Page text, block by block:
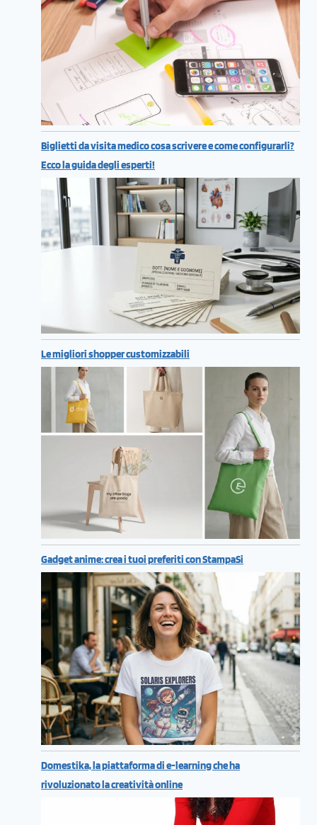
Biglietti da visita medico cosa scrivere e come configurarli?
Ecco la guida degli esperti!
Le migliori shopper customizzabili
Gadget anime: crea i tuoi preferiti con StampaSi
Domestika, la piattaforma di e-learning che ha
rivoluzionato la creatività online